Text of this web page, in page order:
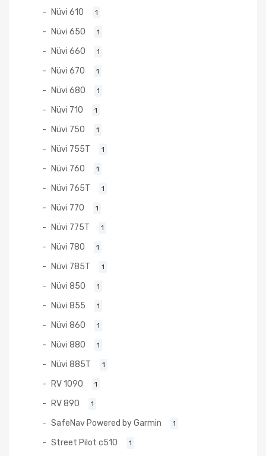
Nüvi 610 1
Nüvi 650 1
Nüvi 660 1
Nüvi 670 1
Nüvi 680 1
Nüvi 710 1
Nüvi 750 1
Nüvi 755T 1
Nüvi 760 1
Nüvi 765T 1
Nüvi 770 1
Nüvi 775T 1
Nüvi 780 1
Nüvi 785T 1
Nüvi 850 1
Nüvi 855 1
Nüvi 860 1
Nüvi 880 1
Nüvi 885T 1
RV 1090 1
RV 890 1
SafeNav Powered by Garmin 1
Street Pilot c510 1